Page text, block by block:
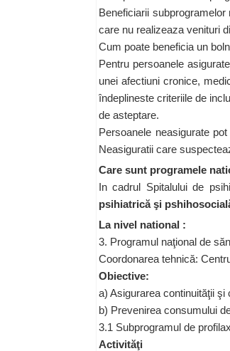
Beneficiarii
care nu realizeaza venituri
Cum poate beneficia un
Pentru persoanele
unei afectiuni cronice,
îndeplineste criteriile de
de asteptare.
Persoanele neasigurate
Neasiguratii care
Care sunt programele
In cadrul Spitalului de
psihiatrică şi
La nivel national :
3. Programul naţional de
Coordonarea tehnică:
Obiective:
a) Asigurarea continuităţii
b) Prevenirea consumului
3.1 Subprogramul de
Activităţi